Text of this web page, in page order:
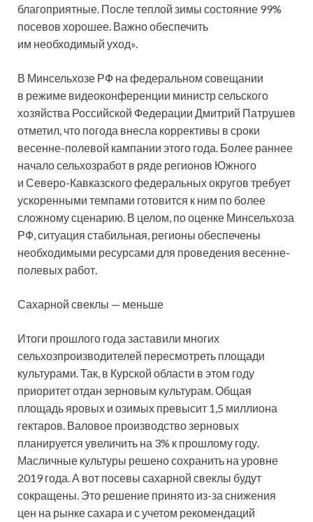
благоприятные. После теплой зимы состояние 99%
посевов хорошее. Важно обеспечить
им необходимый уход».
В Минсельхозе РФ на федеральном совещании
в режиме видеоконференции министр сельского
хозяйства Российской Федерации Дмитрий Патрушев
отметил, что погода внесла коррективы в сроки
весенне-полевой кампании этого года. Более раннее
начало сельхозработ в ряде регионов Южного
и Северо-Кавказского федеральных округов требует
ускоренными темпами готовится к ним по более
сложному сценарию. В целом, по оценке Минсельхоза
РФ, ситуация стабильная, регионы обеспечены
необходимыми ресурсами для проведения весенне-
полевых работ.
Сахарной свеклы — меньше
Итоги прошлого года заставили многих
сельхозпроизводителей пересмотреть площади
культурами. Так, в Курской области в этом году
приоритет отдан зерновым культурам. Общая
площадь яровых и озимых превысит 1,5 миллиона
гектаров. Валовое производство зерновых
планируется увеличить на 3% к прошлому году.
Масличные культуры решено сохранить на уровне
2019 года. А вот посевы сахарной свеклы будут
сокращены. Это решение принято из-за снижения
цен на рынке сахара и с учетом рекомендаций